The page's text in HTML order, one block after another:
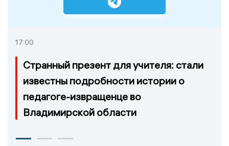
17:00
Странный презент для учителя: стали
известны подробности истории о
педагоге-извращенце во
Владимирской области